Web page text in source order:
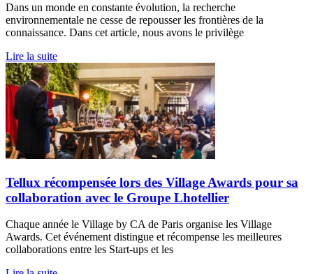
Dans un monde en constante évolution, la recherche
environnementale ne cesse de repousser les frontières de la
connaissance. Dans cet article, nous avons le privilège
Lire la suite
Tellux récompensée lors des Village Awards pour sa
collaboration avec le Groupe Lhotellier
Chaque année le Village by CA de Paris organise les Village
Awards. Cet événement distingue et récompense les meilleures
collaborations entre les Start-ups et les